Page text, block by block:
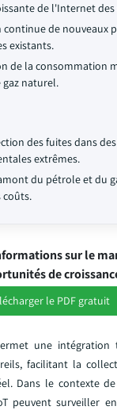
de l'Internet des
de nouveaux
existants.
de la consommation
naturel.
des fuites dans
extrêmes.
du pétrole et du
coûts.
sur le
de
le PDF gratuit
une intégration
facilitant la
Dans le contexte
peuvent surveiller